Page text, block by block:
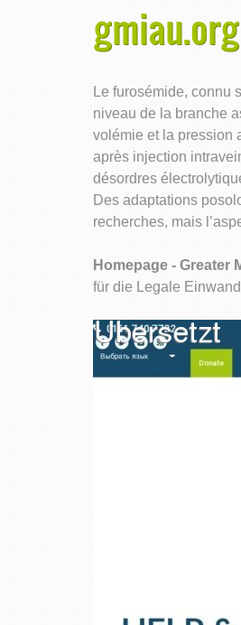
Le furosémide, connu
niveau de la branche
volémie et la pression
après injection
désordres
Des adaptations
recherches, mais
Homepage - Greater
für die Legale